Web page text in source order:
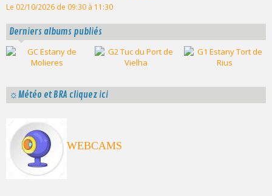
Le 02/10/2026 de 09:30 à 11:30
Derniers albums publiés
☼Météo et BRA cliquez ici
WEBCAMS